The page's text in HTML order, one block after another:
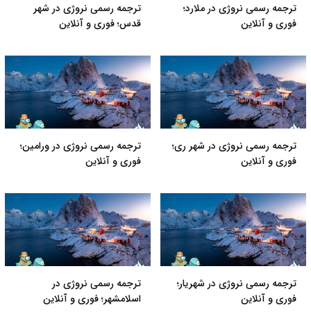
ترجمه رسمی نروژی در ملارد؛
فوری و آنلاین
ترجمه رسمی نروژی در شهر
قدس؛ فوری و آنلاین
ترجمه رسمی نروژی در شهر ری؛
فوری و آنلاین
ترجمه رسمی نروژی در ورامین؛
فوری و آنلاین
ترجمه رسمی نروژی در شهریار؛
فوری و آنلاین
ترجمه رسمی نروژی در
اسلامشهر؛ فوری و آنلاین